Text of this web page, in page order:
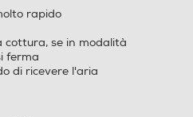
Ventilazione tangenziale
rapido
cottura, se in modalità
ferma
di ricevere l'aria